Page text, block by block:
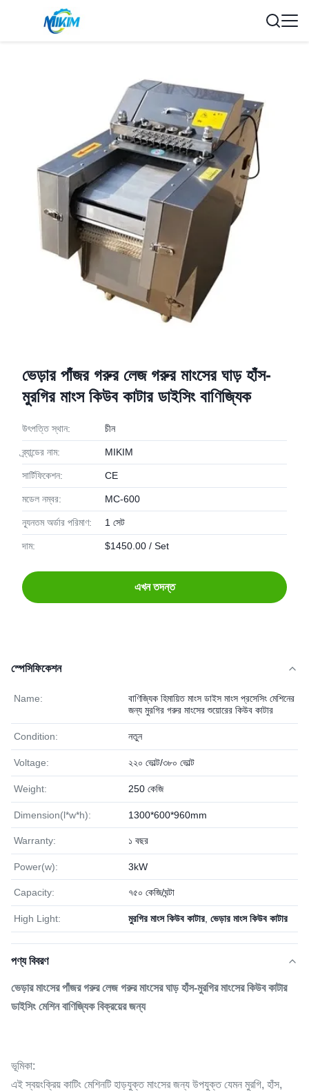
ভেড়ার পাঁজর গরুর লেজ গরুর মাংসের ঘাড় হাঁস-
মুরগির মাংস কিউব কাটার ডাইসিং বাণিজ্যিক
উৎপত্তি স্থান: চীন
ব্র্যান্ডের নাম: MIKIM
সার্টিফিকেশন: CE
মডেল নম্বর: MC-600
ন্যূনতম অর্ডার পরিমাণ: 1 সেট
দাম: $1450.00 / Set
এখন তদন্ত
স্পেসিফিকেশন
Name:
বাণিজ্যিক হিমায়িত মাংস ডাইস মাংস প্রসেসিং মেশিনের
জন্য মুরগির গরুর মাংসের শুয়োরের কিউব কাটার
Condition: নতুন
Voltage: ২২০ ভোল্ট/৩৮০ ভোল্ট
Weight: 250 কেজি
Dimension(l*w*h): 1300*600*960mm
Warranty: ১ বছর
Power(w): 3kW
Capacity: ৭৫০ কেজি/ঘন্টা
High Light: মুরগির মাংস কিউব কাটার ভেড়ার মাংস কিউব কাটার
পণ্য বিবরণ
ভেড়ার মাংসের পাঁজর গরুর লেজ গরুর মাংসের ঘাড় হাঁস-মুরগির মাংসের কিউব কাটার
ডাইসিং মেশিন বাণিজ্যিক বিক্রয়ের জন্য
ভূমিকা:
এই স্বয়ংক্রিয় কাটিং মেশিনটি হাড়যুক্ত মাংসের জন্য উপযুক্ত যেমন মুরগি, হাঁস,